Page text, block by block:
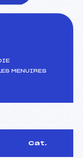
MENUIRES
Cat.